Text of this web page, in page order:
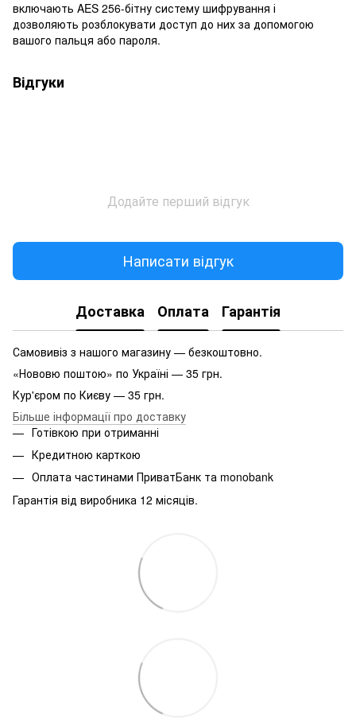
включають AES 256-бітну систему шифрування і
дозволяють розблокувати доступ до них за допомогою
вашого пальця або пароля.
Відгуки
Додайте перший відгук
Написати відгук
Доставка Оплата Гарантія
Самовивіз з нашого магазину — безкоштовно.
«Нововю поштою» по Україні — 35 грн.
Кур'єром по Києву — 35 грн.
Більше інформації про доставку
Готівкою при отриманні
Кредитною карткою
Оплата частинами ПриватБанк та monobank
Гарантія від виробника 12 місяців.